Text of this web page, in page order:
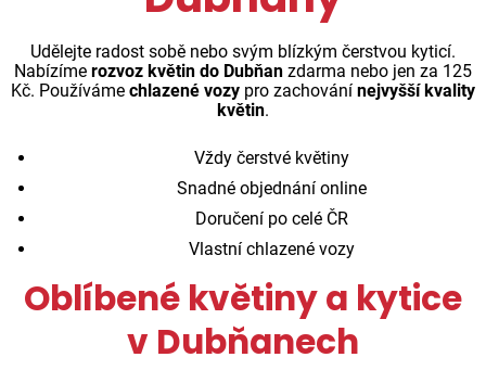
Udělejte radost sobě nebo svým blízkým čerstvou kyticí.
Nabízíme rozvoz květin do Dubňan zdarma nebo jen za 125
Kč. Používáme chlazené vozy pro zachování nejvyšší kvality
květin.
Vždy čerstvé květiny
Snadné objednání online
Doručení po celé ČR
Vlastní chlazené vozy
Oblíbené květiny a kytice
v Dubňanech